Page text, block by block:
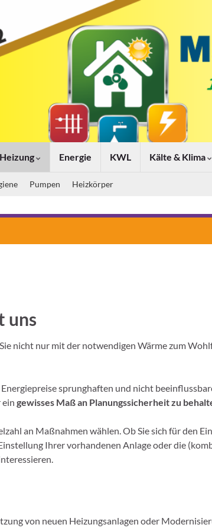
Heizung Energie KWL Kälte & Klima
Pumpen Heizkörper
uns
nicht nur mit der notwendigen Wärme zum
sprunghaften und nicht
ein gewisses Maß an Planungssicherheit zu
an Maßnahmen wählen. Ob Sie sich für den
Ihrer vorhandenen Anlage oder die
von neuen Heizungsanlagen oder